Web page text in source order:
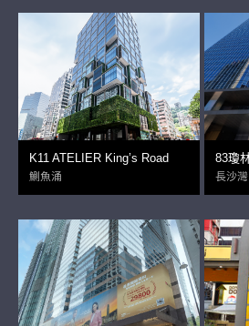
K11 ATELIER King’s Road
鰂魚涌
83瓊
長沙灣